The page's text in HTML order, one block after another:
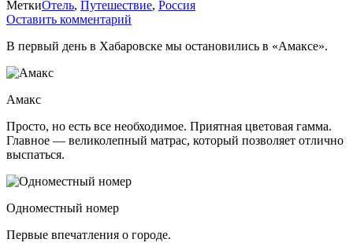
МеткиОтель, Путешествие, Россия
Оставить комментарий
В первый день в Хабаровске мы остановились в «Амаксе».
Амакс
Просто, но есть все необходимое. Приятная цветовая гамма.
Главное — великолепный матрас, который позволяет отлично
выспаться.
Одноместный номер
Первые впечатления о городе.